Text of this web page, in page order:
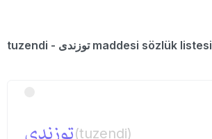
tuzendi - توزندی maddesi sözlük listesi
(tuzendi)